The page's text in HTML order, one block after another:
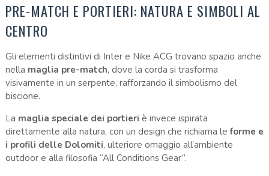
PRE-MATCH E PORTIERI: NATURA E SIMBOLI AL
CENTRO
Gli elementi distintivi di Inter e Nike ACG trovano spazio anche
nella maglia pre-match, dove la corda si trasforma
visivamente in un serpente, rafforzando il simbolismo del
biscione.
La maglia speciale dei portieri è invece ispirata
direttamente alla natura, con un design che richiama leforme e
i profili delle Dolomiti, ulteriore omaggio all’ambiente
outdoor e alla filosofia “All Conditions Gear”.